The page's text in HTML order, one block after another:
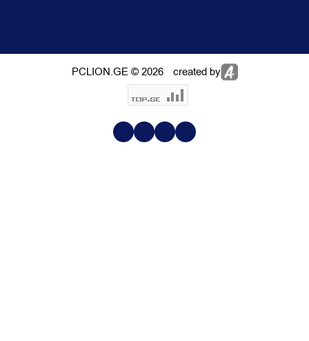
PCLION.GE © 2026 created by